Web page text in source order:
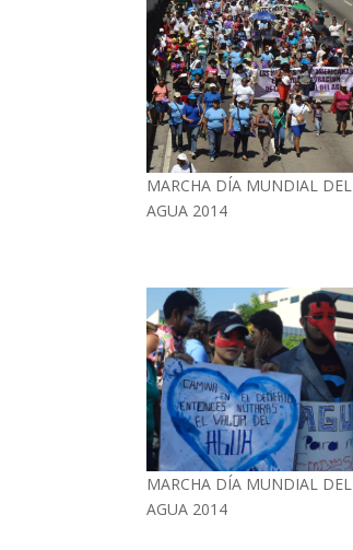
MARCHA DÍA MUNDIAL DEL
AGUA 2014
MARCHA DÍA MUNDIAL DEL
AGUA 2014